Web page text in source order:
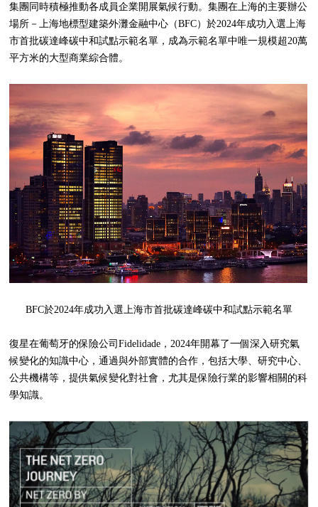
集團同時積極推動各成員企業開展氣候行動。集團在上海的主要辦公
場所－上海地標型建築外灘金融中心（BFC）於2024年成功入選上海
市首批碳達峰碳中和試點示範名單，成為示範名單中唯一規模超20萬
平方米的大型商業綜合體。
BFC於2024年成功入選上海市首批碳達峰碳中和試點示範名單
復星在葡萄牙的保險公司Fidelidade，2024年開幕了一個深入研究氣
候變化的知識中心，通過與外部實體的合作，包括大學、研究中心、
公共機構等，提供氣候變化對社會，尤其是保險行業的影響相關的科
學知識。